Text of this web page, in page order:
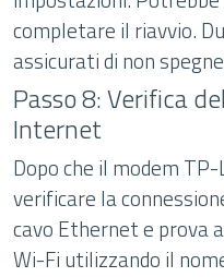
completare il riavvio.
assicurati di non
Passo 8: Verifica
Internet
Dopo che il modem
verificare la
cavo Ethernet e prova
Wi-Fi utilizzando il